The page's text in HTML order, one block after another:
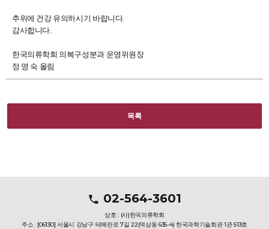
추위에 건강 유의하시기 바랍니다.
감사합니다.
한국의류학회 의복구성분과 운영위원장
정 명 숙 올림
목록
02-564-3601
상호 : (사)한국의류학회
주소 : [06130] 서울시 강남구 테헤란로 7길 22(역삼동 635-4) 한국과학기술회관 1관 513호